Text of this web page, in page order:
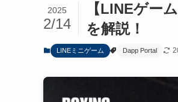
【LINEゲー
を解説！
2025
2/14
LINEミニゲーム Dapp Portal